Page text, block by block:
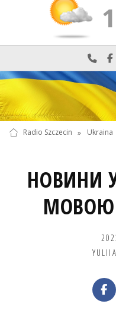
Radio Szczecin » Ukraina
НОВИНИ
МОВОЮ